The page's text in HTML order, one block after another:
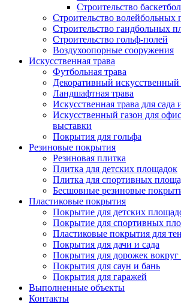
Строительство
Строительство волейбольных
Строительство гандбольных
Строительство гольф-полей
Воздухоопорные сооружения
Искусственная трава
Футбольная трава
Декоративный искусственный
Ландшафтная трава
Искусственная трава для сада
Искусственный газон для
выставки
Покрытия для гольфа
Резиновые покрытия
Резиновая плитка
Плитка для детских площадок
Плитка для спортивных
Бесшовные резиновые
Пластиковые покрытия
Покрытие для детских
Покрытие для спортивных
Пластиковые покрытия для
Покрытия для дачи и сада
Покрытия для дорожек вокруг
Покрытия для саун и бань
Покрытия для гаражей
Выполненные объекты
Контакты